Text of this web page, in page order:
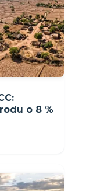
o 8 %